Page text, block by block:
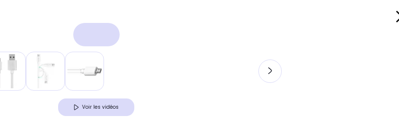
Voir les vidéos